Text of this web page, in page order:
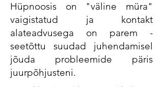
Hüpnoosis on "väline müra"
vaigistatud ja kontakt
alateadvusega on parem -
seetõttu suudad juhendamisel
jõuda probleemide päris
juurpõhjusteni.